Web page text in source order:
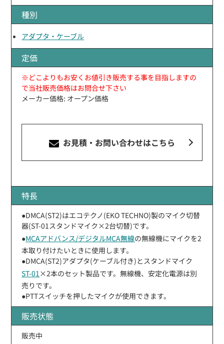
種別
アダプタ・ケーブル
定価
※どこよりもお安くお値引き販売する事を目指しますの
で当社販売価格はお問合せ下さい
メーカー価格: オープン価格
お見積・お問い合わせはこちら
特長
●DMCA(ST2)はエコテクノ(EKO TECHNO)製のマイク切替
器(ST-01スタンドマイク×2台切替)です。
●MCAアドバンス/デジタルMCA無線の無線機にマイクを2
本取り付けたいときに使用します。
●DMCA(ST2)アダプタ(ケーブル付き)とスタンドマイク
ST-01 ×2本のセット製品です。無線機、安定化電源は別
売りです。
●PTTスイッチを押したマイクが使用できます。
販売状態
販売中